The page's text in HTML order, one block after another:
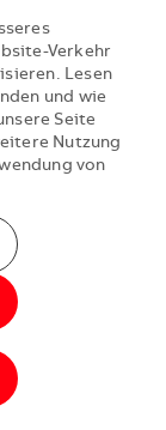
Verkehr
Lesen
und wie
Seite
Nutzung
von